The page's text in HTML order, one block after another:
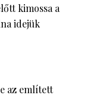
kimossa a
idejük
az említett